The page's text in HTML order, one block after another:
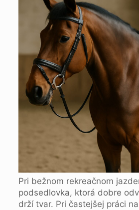
Pri bežnom rekreačnom
podsedlovka, ktorá dobre
drží tvar. Pri častejšej práci